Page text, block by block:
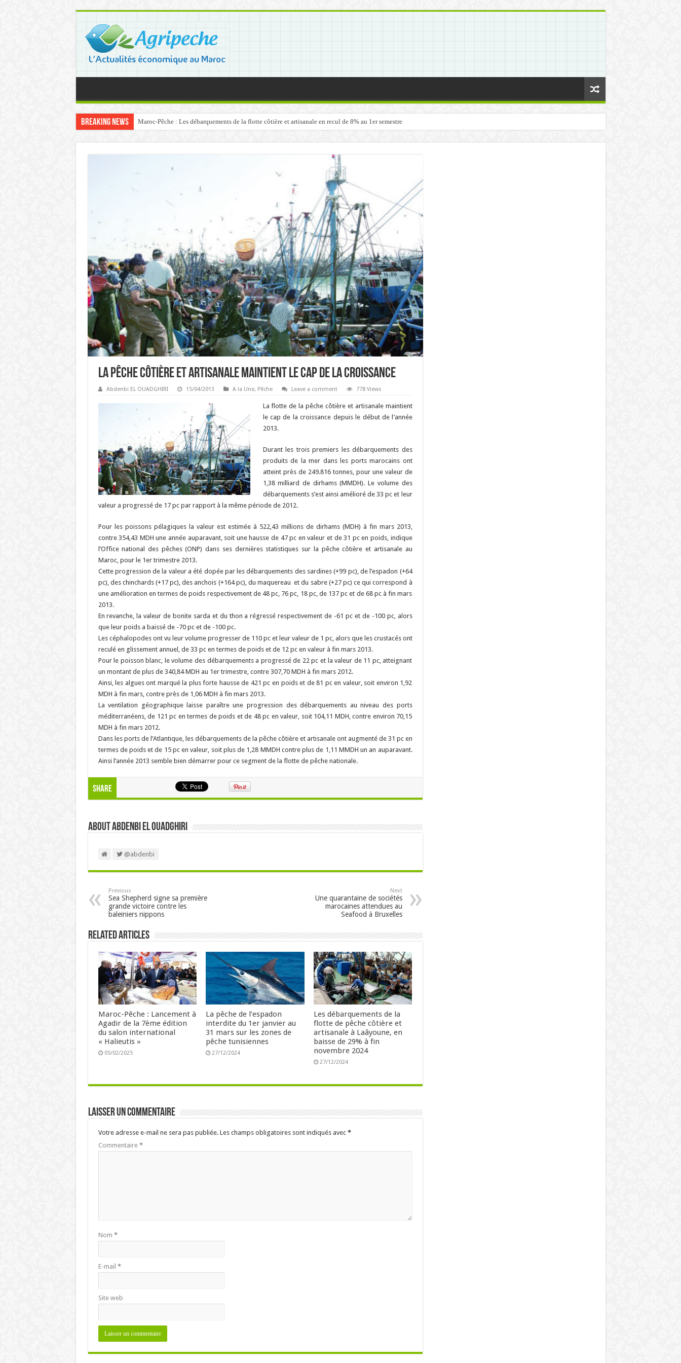
Breaking News Maroc-Pêche : Les débarquements de la flotte côtière et artisanale en recul de 8% au 1er semestre
La pêche côtière et artisanale maintient le cap de la croissance
Abdenbi EL OUADGHIRI 15/04/2013 A la Une, Pêche Leave a comment 778 Views
La flotte de la pêche côtière et artisanale maintient
le cap de la croissance depuis le début de l’année
2013.
Durant les trois premiers les débarquements des
produits de la mer dans les ports marocains ont
atteint près de 249.816 tonnes, pour une valeur de
1,38 milliard de dirhams (MMDH). Le volume des
débarquements s’est ainsi amélioré de 33 pc et leur
valeur a progressé de 17 pc par rapport à la même période de 2012.
Pour les poissons pélagiques la valeur est estimée à 522,43 millions de dirhams (MDH) à fin mars 2013,
contre 354,43 MDH une année auparavant, soit une hausse de 47 pc en valeur et de 31 pc en poids, indique
l’Office national des pêches (ONP) dans ses dernières statistiques sur la pêche côtière et artisanale au
Maroc, pour le 1er trimestre 2013.
Cette progression de la valeur a été dopée par les débarquements des sardines (+99 pc), de l’espadon (+64
pc), des chinchards (+17 pc), des anchois (+164 pc), du maquereau et du sabre (+27 pc) ce qui correspond à
une amélioration en termes de poids respectivement de 48 pc, 76 pc, 18 pc, de 137 pc et de 68 pc à fin mars
2013.
En revanche, la valeur de bonite sarda et du thon a régressé respectivement de -61 pc et de -100 pc, alors
que leur poids a baissé de -70 pc et de -100 pc.
Les céphalopodes ont vu leur volume progresser de 110 pc et leur valeur de 1 pc, alors que les crustacés ont
reculé en glissement annuel, de 33 pc en termes de poids et de 12 pc en valeur à fin mars 2013.
Pour le poisson blanc, le volume des débarquements a progressé de 22 pc et la valeur de 11 pc, atteignant
un montant de plus de 340,84 MDH au 1er trimestre, contre 307,70 MDH à fin mars 2012.
Ainsi, les algues ont marqué la plus forte hausse de 421 pc en poids et de 81 pc en valeur, soit environ 1,92
MDH à fin mars, contre près de 1,06 MDH à fin mars 2013.
La ventilation géographique laisse paraître une progression des débarquements au niveau des ports
méditerranéens, de 121 pc en termes de poids et de 48 pc en valeur, soit 104,11 MDH, contre environ 70,15
MDH à fin mars 2012.
Dans les ports de l’Atlantique, les débarquements de la pêche côtière et artisanale ont augmenté de 31 pc en
termes de poids et de 15 pc en valeur, soit plus de 1,28 MMDH contre plus de 1,11 MMDH un an auparavant.
Ainsi l’année 2013 semble bien démarrer pour ce segment de la flotte de pêche nationale.
Share
About Abdenbi EL OUADGHIRI
@abdenbi
Previous
Sea Shepherd signe sa première
grande victoire contre les
baleiniers nippons
Next
Une quarantaine de sociétés
marocaines attendues au
Seafood à Bruxelles
Related Articles
Maroc-Pêche : Lancement à
Agadir de la 7ème édition
du salon international
« Halieutis »
05/02/2025
La pêche de l’espadon
interdite du 1er janvier au
31 mars sur les zones de
pêche tunisiennes
27/12/2024
Les débarquements de la
flotte de pêche côtière et
artisanale à Laâyoune, en
baisse de 29% à fin
novembre 2024
27/12/2024
Laisser un commentaire
Votre adresse e-mail ne sera pas publiée. Les champs obligatoires sont indiqués avec *
Commentaire *
Nom *
E-mail *
Site web